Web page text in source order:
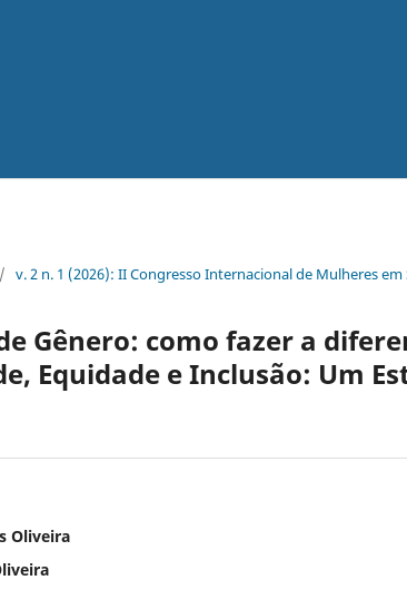
/ v. 2 n. 1 (2026): II Congresso Internacional de Mulheres em
Gênero: como fazer a
Equidade e Inclusão: Um
Oliveira